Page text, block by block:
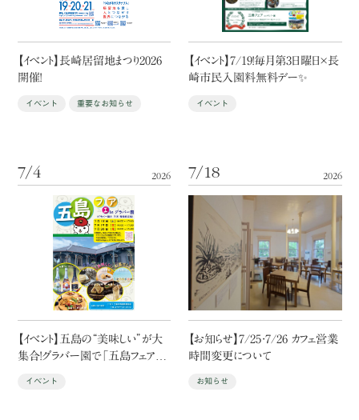
【イベント】長崎居留地まつり2026
開催！
イベント 重要なお知らせ
【イベント】7/19！毎月第3日曜日×長
崎市民入園料無料デー✨
イベント
【イベント】五島の“美味しい”が大
集合！グラバー園で「五島フェア」
2026
7/4
イベント
【お知らせ】7/25・7/26 カフェ営業
時間変更について
2026
7/18
お知らせ